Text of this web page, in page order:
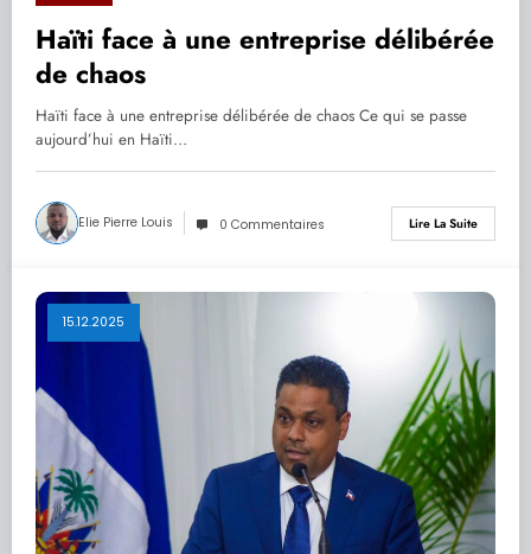
Haïti face à une entreprise délibérée
de chaos
Haïti face à une entreprise délibérée de chaos Ce qui se passe
aujourd’hui en Haïti…
Elie Pierre Louis 0 Commentaires Lire La Suite
15.12.2025